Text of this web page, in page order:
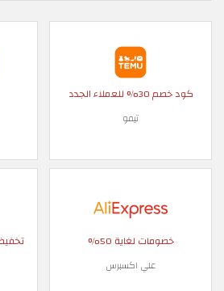
كود خصم 30% للعملاء الجدد
تيمو
خصومات لغاية 50%
علي اكسبرس